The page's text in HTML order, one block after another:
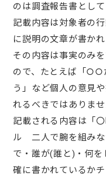
のは調査報告書とし
記載内容は対象者の
に説明の文章が書かれ
その内容は事実のみ
ので、たとえば「○○
う」など個人の意見
れるべきではありませ
記載される内容は
ル 二人で腕を組みな
で・誰が(誰と)・何
確に書かれているかチ